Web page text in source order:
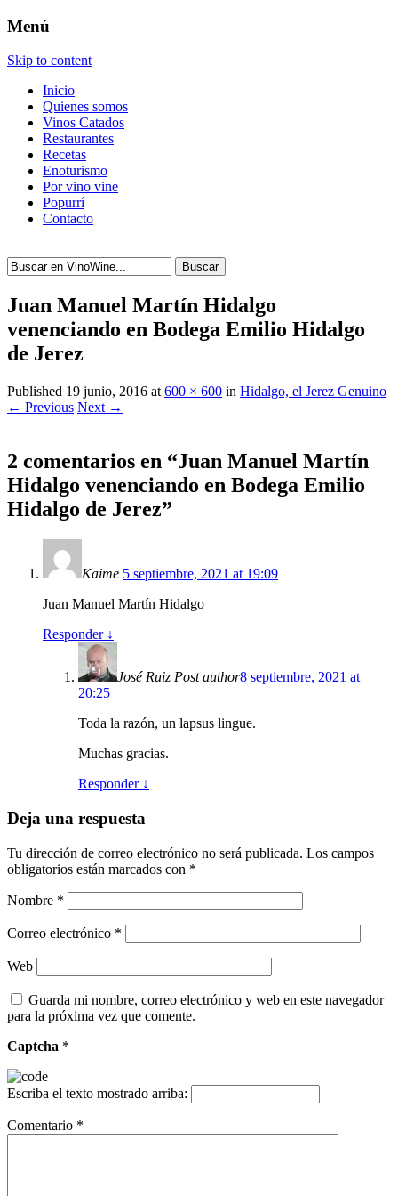
Menú
Skip to content
Inicio
Quienes somos
Vinos Catados
Restaurantes
Recetas
Enoturismo
Por vino vine
Popurrí
Contacto
Buscar
Juan Manuel Martín Hidalgo
venenciando en Bodega Emilio Hidalgo
de Jerez
Published 19 junio, 2016 at 600 × 600 in Hidalgo, el Jerez Genuino
← Previous Next →
2 comentarios en “Juan Manuel Martín
Hidalgo venenciando en Bodega Emilio
Hidalgo de Jerez”
Kaime 5 septiembre, 2021 at 19:09
Juan Manuel Martín Hidalgo
Responder ↓
José Ruiz Post author8 septiembre, 2021 at
20:25
Toda la razón, un lapsus lingue.
Muchas gracias.
Responder ↓
Deja una respuesta
Tu dirección de correo electrónico no será publicada. Los campos
obligatorios están marcados con *
Nombre *
Correo electrónico *
Web
Guarda mi nombre, correo electrónico y web en este navegador
para la próxima vez que comente.
Captcha *
Escriba el texto mostrado arriba:
Comentario *